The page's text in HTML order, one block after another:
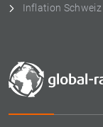
Inflation Schweiz